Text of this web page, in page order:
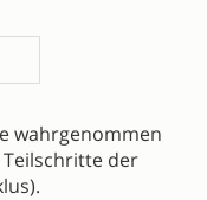
wahrgenommen
der